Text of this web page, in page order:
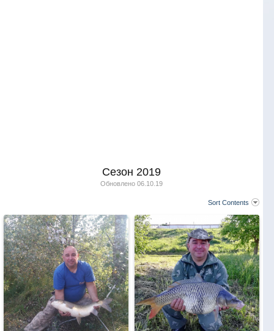
Сезон 2019
Обновлено 06.10.19
Sort Contents